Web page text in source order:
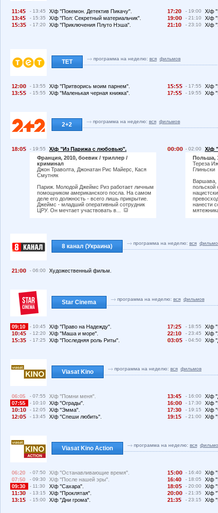
11:4 - 13:45
Х/ф "Покемон. Детектив Пикачу".
13:4
- 15:35
Х/ф "Пол: Секретный материальчик".
1
:3 - 17:20 Х/ф "Приключения Плуто Нэша".
17:2 - 19:00
Х/ф
19:
- 21:10
Х/ф
21:1
- 23:10 Х/ф
ТЕТ программа на неделю: вся фильмов
12: - 13:55
Х/ф "Притворись моим парнем".
13:
- 15:55 Х/ф "Маленькая черная книжка".
1 : - 17:55
Х/ф
17:
- 19:55 Х/ф
2+2 программа на неделю: вся фильмов
18: - 19:55
Х/ф "Из Парижа с любовью".
Франция, 2010, боевик / триллер /
криминал
Джон Траволта, Джонатан Рис Майерс, Кася
Смутняк
Париж. Молодой Джеймс Риз работает личным
помощником американского посла. На самом
деле его должность - всего лишь прикрытие.
Джеймс - младший оперативный сотрудник
ЦРУ. Он мечтает участвовать в...
: - 02:00
Х/ф
Польша,
Тереза
Глиньски
Варшава,
польской
нанести
8 канал (Украина) программа на неделю: вся
21: - 06:00 Художественный фильм.
Star Cinema программа на неделю: вся фильмов
09:10 - 10:45
Х/ф "Право на Надежду".
1
:4 - 12:20
Х/ф "Маша и море".
1
:3 - 17:25 Х/ф "Последняя роль Риты".
17:2 - 18:55
Х/ф
22:1
- 23:45
Х/ф
3:
- 04:50 Х/ф
Viasat Kino программа на неделю: вся фильмов
06:05 - 07:55
Х/ф "Помни меня".
07:55
- 10:10
Х/ф "Ограды".
1
:1 - 12:05
Х/ф "Эмма".
12:
- 13:45 Х/ф "Спеши любить".
13:4 - 16:00
Х/ф
16:
- 17:30
Х/ф
17:3
- 19:15
Х/ф
19:1
- 21:00 Х/ф
Viasat Kino Action программа на неделю: вся
06:20 - 07:50
Х/ф "Останавливающие время".
07:50
- 09:30
Х/ф "После нашей эры".
09:30
- 11:30
Х/ф "Сахара".
11:3
- 13:15
Х/ф "Проклятая".
13:1
- 15:00 Х/ф "Дни грома".
1 : - 16:40
Х/ф
16:4
- 18:05
Х/ф
18:
- 20:00
Х/ф
2
: - 21:35
Х/ф
21:3
- 23:15 Х/ф